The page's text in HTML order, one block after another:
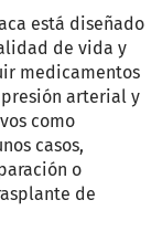
está diseñado
de vida y
medicamentos
arterial y
como
casos,
o
de